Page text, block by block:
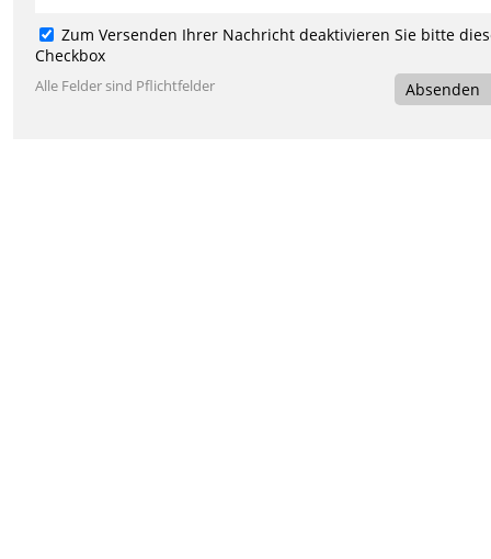
Zum Versenden Ihrer Nachricht deaktivieren Sie bitte
Checkbox
Alle Felder sind Pflichtfelder Absenden